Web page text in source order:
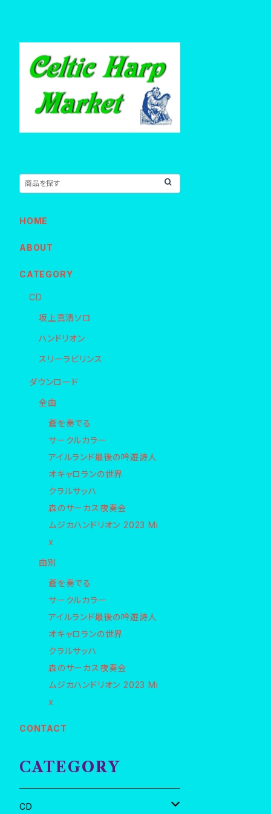
HOME
ABOUT
CATEGORY
CD
坂上真清ソロ
ハンドリオン
スリーラビリンス
ダウンロード
全曲
蒼を奏でる
サークルカラー
アイルランド最後の吟遊詩人
オキャロランの世界
クラルサッハ
森のサーカス夜奏会
ムジカハンドリオン 2023 Mi
x
曲別
蒼を奏でる
サークルカラー
アイルランド最後の吟遊詩人
オキャロランの世界
クラルサッハ
森のサーカス夜奏会
ムジカハンドリオン 2023 Mi
x
CONTACT
CATEGORY
CD